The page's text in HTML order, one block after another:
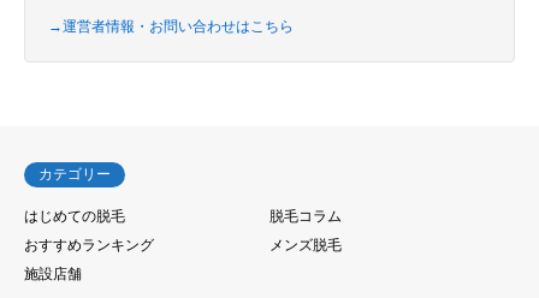
→運営者情報・お問い合わせはこちら
カテゴリー
はじめての脱毛
脱毛コラム
おすすめランキング
メンズ脱毛
施設店舗